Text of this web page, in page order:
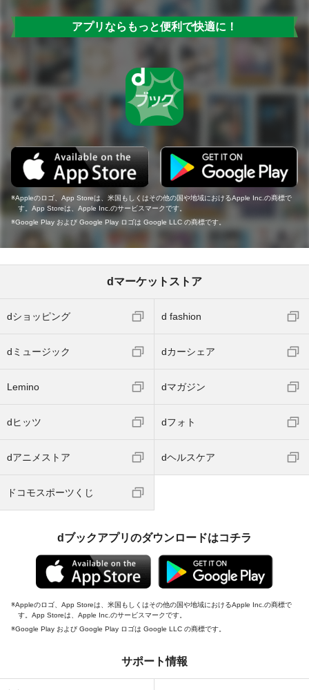
アプリならもっと便利で快適に！
Appleのロゴ、App Storeは、米国もしくはその他の国や地域におけるApple Inc.の商標で
す。App Storeは、Apple Inc.のサービスマークです。
Google Play および Google Play ロゴは Google LLC の商標です。
dマーケットストア
dショッピング d fashion
dミュージック dカーシェア
Lemino dマガジン
dヒッツ dフォト
dアニメストア dヘルスケア
ドコモスポーツくじ
dブックアプリのダウンロードはコチラ
Appleのロゴ、App Storeは、米国もしくはその他の国や地域におけるApple Inc.の商標で
す。App Storeは、Apple Inc.のサービスマークです。
Google Play および Google Play ロゴは Google LLC の商標です。
サポート情報